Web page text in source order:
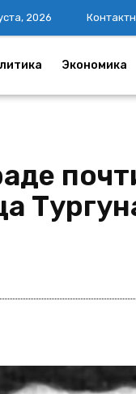
2026
Экономика